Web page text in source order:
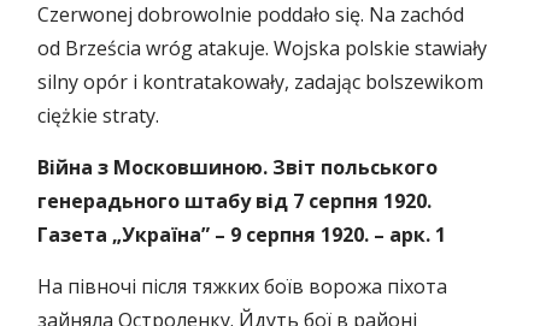
Czerwonej dobrowolnie poddało się. Na zachód
od Brześcia wróg atakuje. Wojska polskie stawiały
silny opór i kontratakowały, zadając bolszewikom
ciężkie straty.
Війна з Московшиною. Звіт польського
генерадьного штабу від 7 серпня 1920.
Газета „Україна” – 9 серпня 1920. – арк. 1
На півночі після тяжких боїв ворожа піхота
зайняла Остроленку. Йдуть бої в районі